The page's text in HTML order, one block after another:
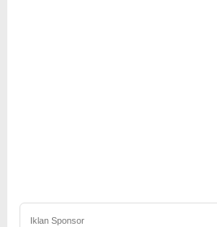
Iklan Sponsor